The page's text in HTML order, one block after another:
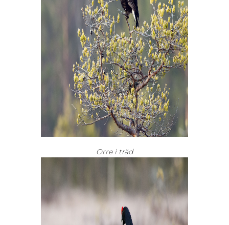
Orre i träd